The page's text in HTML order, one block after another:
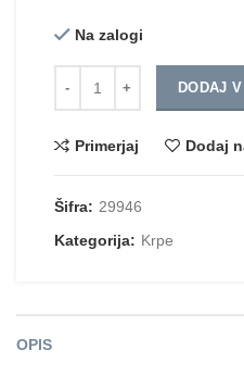
Na zalogi
DODAJ
Primerjaj Dodaj
Šifra: 29946
Kategorija: Krpe
OPIS